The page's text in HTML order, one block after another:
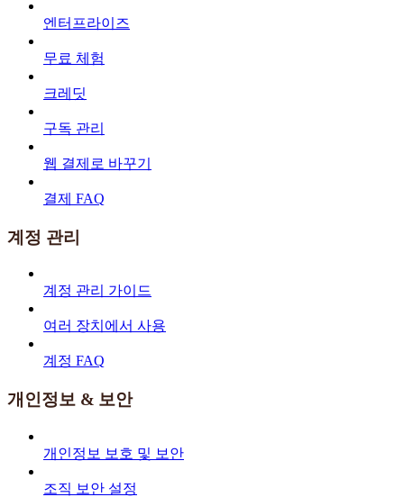
엔터프라이즈
무료 체험
크레딧
구독 관리
웹 결제로 바꾸기
결제 FAQ
계정 관리
계정 관리 가이드
여러 장치에서 사용
계정 FAQ
개인정보 & 보안
개인정보 보호 및 보안
조직 보안 설정